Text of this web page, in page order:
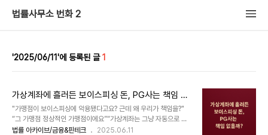
법률사무소 번화 2
2025/06/11 1
가상계좌에 흘러든 보이스피싱 돈, PG사는 책임 없
을까?
"가맹점이 보이스피싱에 악용됐다고요? 근데 왜 우리가 책임을?"
“그 가맹점 정상적인 가맹점이에요”“가상계좌는 그냥 자동으로 생
성된 거예요.”“수상한 거래가 있었는지 어떻게 다 알아요?” “보이스
법률 아카이브/금융&핀테크 2025.06.11